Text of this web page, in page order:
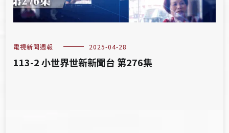
電視新聞週報 2025-04-28
113-2 小世界世新新聞台 第276集